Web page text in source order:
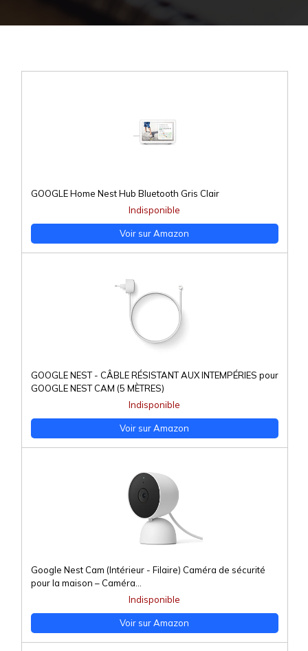
GOOGLE Home Nest Hub Bluetooth Gris Clair
Indisponible
Voir sur Amazon
GOOGLE NEST - CÂBLE RÉSISTANT AUX INTEMPÉRIES pour
GOOGLE NEST CAM (5 MÈTRES)
Indisponible
Voir sur Amazon
Google Nest Cam (Intérieur - Filaire) Caméra de sécurité
pour la maison – Caméra...
Indisponible
Voir sur Amazon